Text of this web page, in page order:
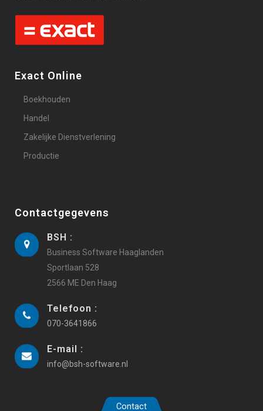
Exact Online
Boekhouden
Handel
Zakelijke Dienstverlening
Productie
Contactgegevens
BSH :
Business Software Haaglanden
Sportlaan 528
2566 ME Den Haag
Telefoon :
070-3641866
E-mail :
info@bsh-software.nl
Contact